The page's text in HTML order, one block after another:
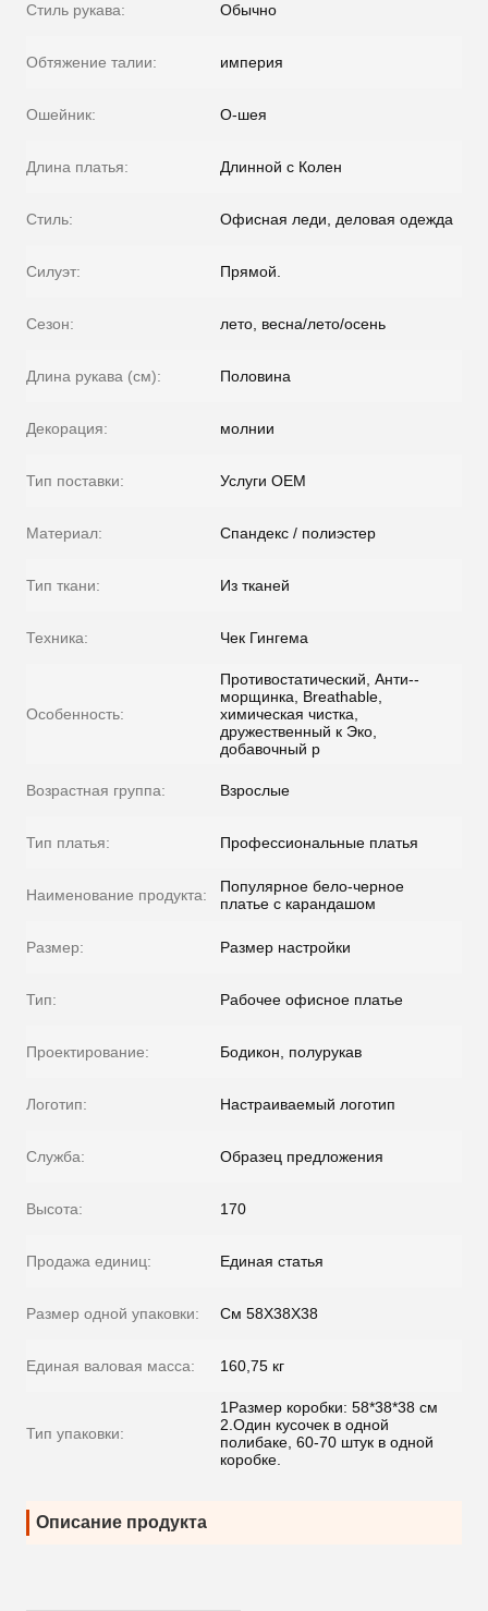
Стиль рукава: Обычно
Обтяжение талии: империя
Ошейник: O-шея
Длина платья: Длинной с Колен
Стиль: Офисная леди, деловая одежда
Силуэт: Прямой.
Сезон: лето, весна/лето/осень
Длина рукава (см): Половина
Декорация: молнии
Тип поставки: Услуги OEM
Материал: Спандекс / полиэстер
Тип ткани: Из тканей
Техника: Чек Гингема
Особенность:
Противостатический, Анти--
морщинка, Breathable,
химическая чистка,
дружественный к Эко,
добавочный р
Возрастная группа: Взрослые
Тип платья: Профессиональные платья
Наименование продукта:
Популярное бело-черное
платье с карандашом
Размер: Размер настройки
Тип: Рабочее офисное платье
Проектирование: Бодикон, полурукав
Логотип: Настраиваемый логотип
Служба: Образец предложения
Высота: 170
Продажа единиц: Единая статья
Размер одной упаковки: См 58X38X38
Единая валовая масса: 160,75 кг
Тип упаковки:
1Размер коробки: 58*38*38 см
2.Один кусочек в одной
полибаке, 60-70 штук в одной
коробке.
Описание продукта